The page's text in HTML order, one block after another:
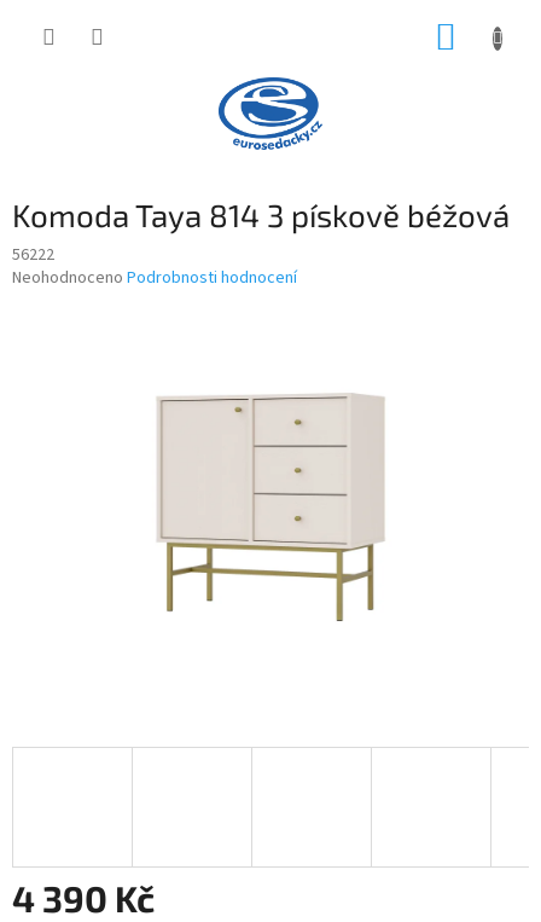
Komoda Taya 814 3 pískově béžová
56222
Průměrné
Neohodnoceno Podrobnosti hodnocení
4 390 Kč